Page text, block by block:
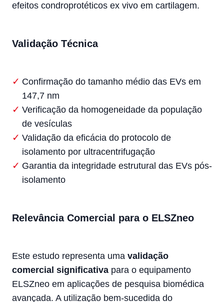
efeitos condroprotéticos ex vivo em cartilagem.
Validação Técnica
Confirmação do tamanho médio das EVs em
147,7 nm
Verificação da homogeneidade da população
de vesículas
Validação da eficácia do protocolo de
isolamento por ultracentrifugação
Garantia da integridade estrutural das EVs pós-
isolamento
Relevância Comercial para o ELSZneo
Este estudo representa uma validação
comercial significativa para o equipamento
ELSZneo em aplicações de pesquisa biomédica
avançada. A utilização bem-sucedida do